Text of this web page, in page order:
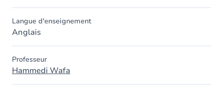
Langue d'enseignement
Anglais
Professeur
Hammedi Wafa